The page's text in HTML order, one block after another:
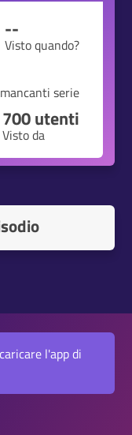
--
Visto quando?
serie
700utenti
Visto da
l'app di